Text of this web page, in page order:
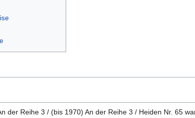
der Reihe 3 / (bis 1970) An der Reihe 3 / Heiden Nr. 65